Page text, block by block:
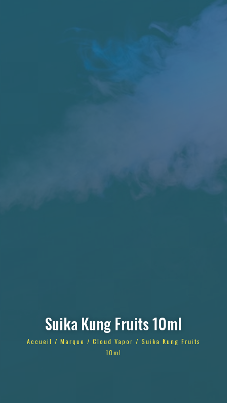
Suika Kung Fruits 10ml
Accueil / Marque / Cloud Vapor / Suika Kung Fruits
10ml